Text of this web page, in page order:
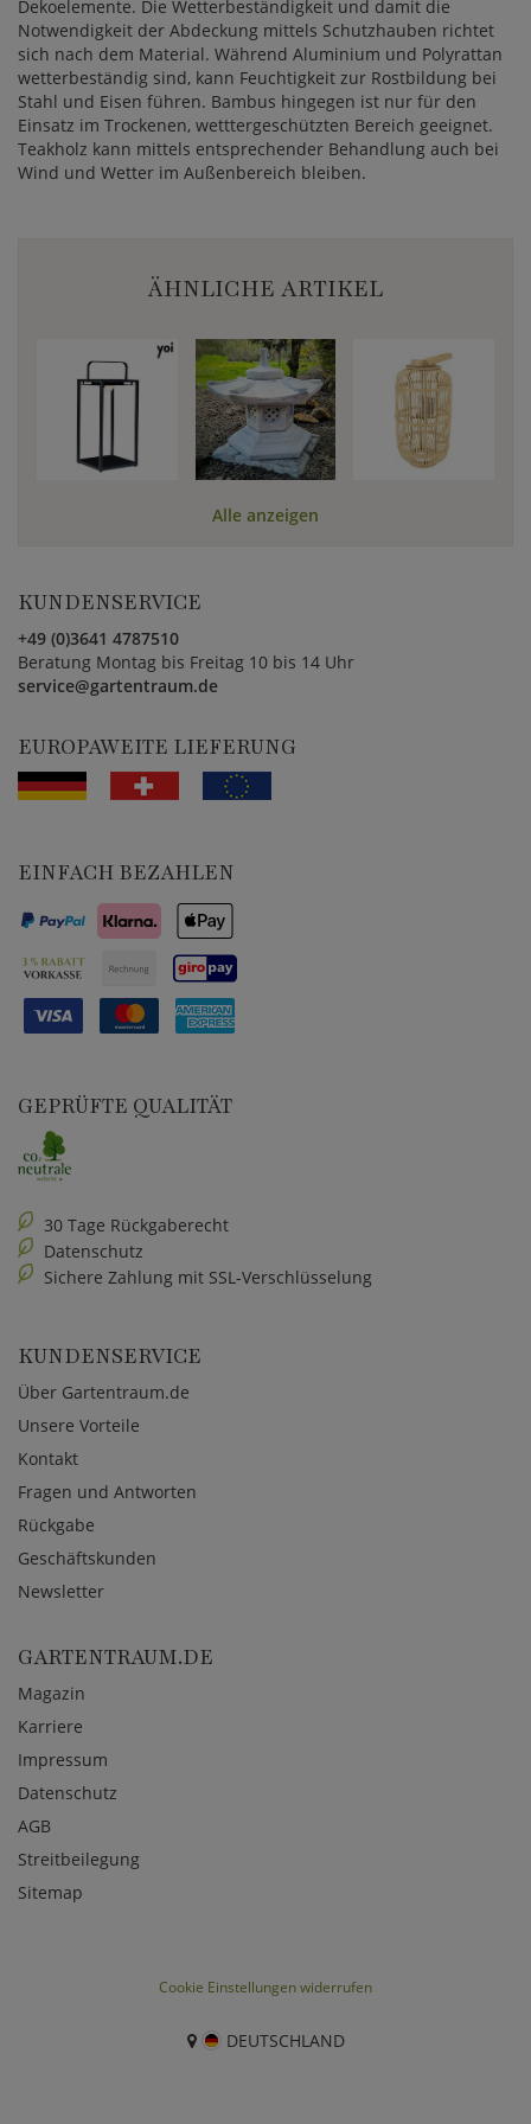
Dekoelemente. Die Wetterbeständigkeit und damit die
Notwendigkeit der Abdeckung mittels Schutzhauben richtet
sich nach dem Material. Während Aluminium und Polyrattan
wetterbeständig sind, kann Feuchtigkeit zur Rostbildung bei
Stahl und Eisen führen. Bambus hingegen ist nur für den
Einsatz im Trockenen, wetttergeschützten Bereich geeignet.
Teakholz kann mittels entsprechender Behandlung auch bei
Wind und Wetter im Außenbereich bleiben.
ÄHNLICHE ARTIKEL
Alle anzeigen
KUNDENSERVICE
+49 (0)3641 4787510
Beratung Montag bis Freitag 10 bis 14 Uhr
service@gartentraum.de
EUROPAWEITE LIEFERUNG
EINFACH BEZAHLEN
GEPRÜFTE QUALITÄT
30 Tage Rückgaberecht
Datenschutz
Sichere Zahlung mit SSL-Verschlüsselung
KUNDENSERVICE
Über Gartentraum.de
Unsere Vorteile
Kontakt
Fragen und Antworten
Rückgabe
Geschäftskunden
Newsletter
GARTENTRAUM.DE
Magazin
Karriere
Impressum
Datenschutz
AGB
Streitbeilegung
Sitemap
Cookie Einstellungen widerrufen
DEUTSCHLAND